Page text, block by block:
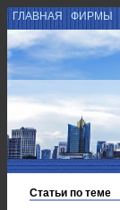
ГЛАВНАЯ ФИРМЫ
Статьи по теме